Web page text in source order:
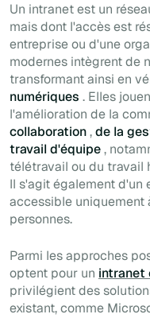
Un intranet est un
mais dont l'accès est
entreprise ou d'une
modernes intègrent de
transformant ainsi en
numériques . Elles
l'amélioration de la
collaboration,de la
travail d'équipe,
télétravail ou du travail
Il s'agit également d'un
accessible uniquement
personnes.
Parmi les approches
optent pour un intranet
privilégient des
existant, comme